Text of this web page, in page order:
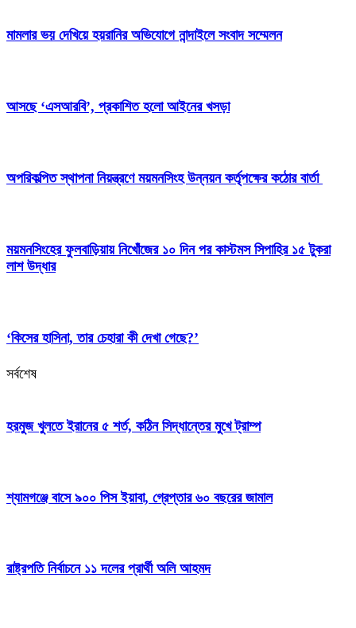
মামলার ভয় দেখিয়ে হয়রানির অভিযোগে নান্দাইলে সংবাদ সম্মেলন
আসছে ‘এসআরবি’, প্রকাশিত হলো আইনের খসড়া
অপরিকল্পিত স্থাপনা নিয়ন্ত্রণে ময়মনসিংহ উন্নয়ন কর্তৃপক্ষের কঠোর বার্তা
ময়মনসিংহের ফুলবাড়িয়ায় নিখোঁজের ১০ দিন পর কাস্টমস সিপাহির ১৫ টুকরা
লাশ উদ্ধার
‘কিসের হাসিনা, তার চেহারা কী দেখা গেছে?’
সর্বশেষ
হরমুজ খুলতে ইরানের ৫ শর্ত, কঠিন সিদ্ধান্তের মুখে ট্রাম্প
শ্যামগঞ্জে বাসে ৯০০ পিস ইয়াবা, গ্রেপ্তার ৬০ বছরের জামাল
রাষ্ট্রপতি নির্বাচনে ১১ দলের প্রার্থী অলি আহমদ